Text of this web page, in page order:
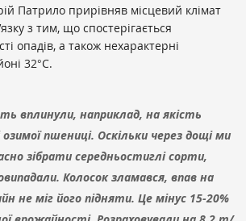
Патрило прирівняв місцевий клімат
з тим, що спостерігається
опадів, а також нехарактерні
32°С.
вплинули, наприклад, на якість
пшениці. Оскільки через дощі ми
зібрати середньостиглі сорти,
Колосок зламався, впав на
не міг його підняти. Це мінус 15-20%